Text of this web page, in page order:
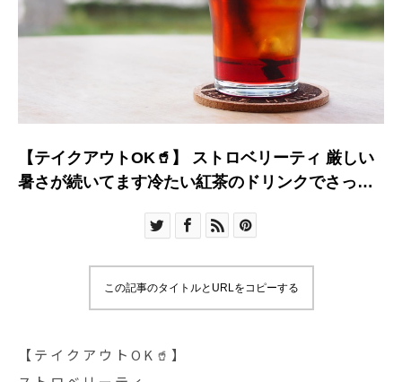
【テイクアウトOK🥤】 ストロベリーティ 厳しい
暑さが続いてます冷たい紅茶のドリンクでさっぱ
この記事のタイトルとURLをコピーする
【テイクアウトOK🥤】